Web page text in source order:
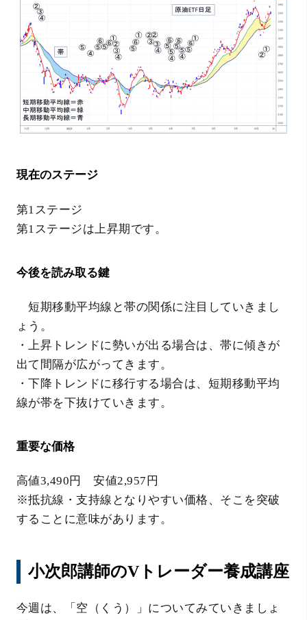
現在のステージ
第1ステージ
第1ステージは上昇期です。
今後を読み取る鍵
短期移動平均線と帯の関係に注目していきまし
ょう。
・上昇トレンドに勢いが出る場合は、帯に傾きが
出て間隔が広がってきます。
・下降トレンドに移行する場合は、短期移動平均
線が帯を下抜けていきます。
重要な価格
高値3,490円 安値2,957円
※抵抗線・支持線となりやすい価格、そこを突破
することに意味があります。
小次郎講師のVトレーダー養成講座
今週は、「空（くう）」についてみていきましょ